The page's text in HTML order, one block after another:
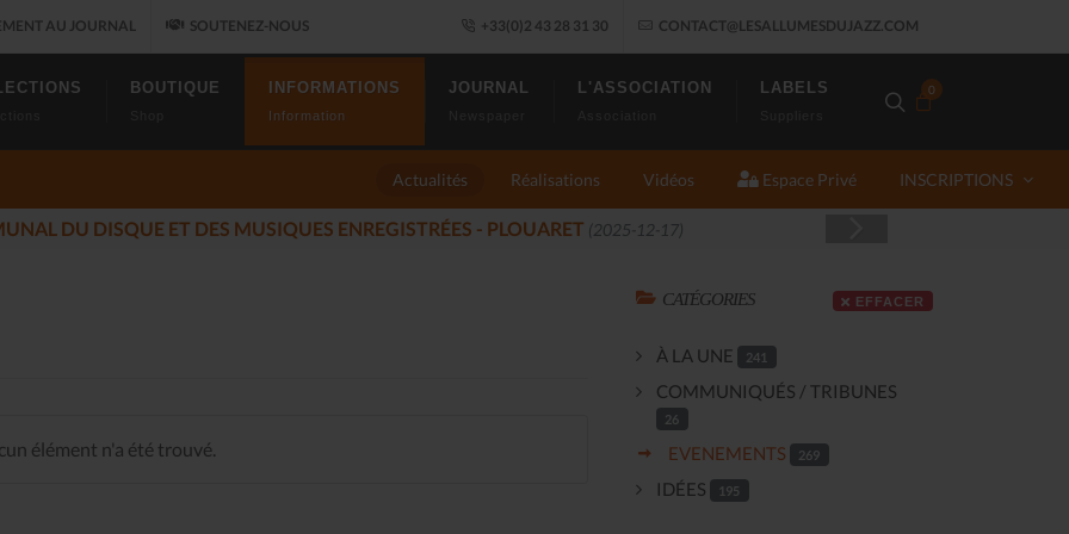
AU JOURNAL SOUTENEZ-NOUS +33(0)2 43 28 31 30 CONTACT@LESALLUMESDUJAZZ.COM
0
BOUTIQUE INFORMATIONS
Information
JOURNAL L'ASSOCIATION LABELS
Actualités Réalisations Vidéos Espace Privé INSCRIPTIONS
LES ALLUMÉS DU JAZZ FONT SALON, LE PROGRAMME (2025-11-14)
élément n'a été trouvé.
CATÉGORIES EFFACER
À LA UNE 241
COMMUNIQUÉS / TRIBUNES
26
EVENEMENTS 269
IDÉES 195